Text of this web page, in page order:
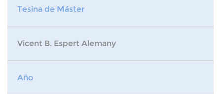
Tesina de Máster
Vicent B. Espert Alemany
Año